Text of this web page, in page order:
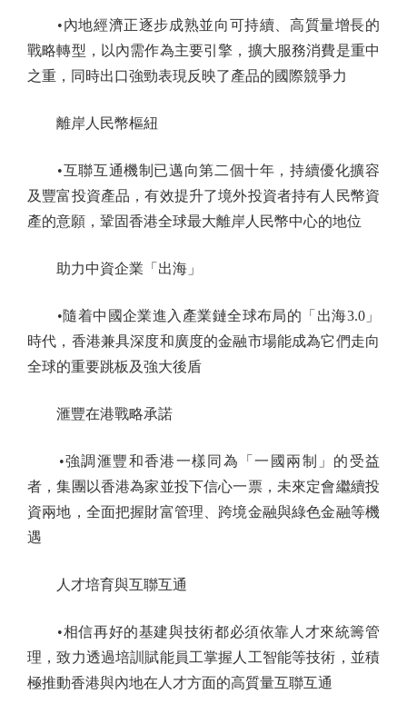
•內地經濟正逐步成熟並向可持續、高質量增長的
戰略轉型，以內需作為主要引擎，擴大服務消費是重中
之重，同時出口強勁表現反映了產品的國際競爭力
離岸人民幣樞紐
•互聯互通機制已邁向第二個十年，持續優化擴容
及豐富投資產品，有效提升了境外投資者持有人民幣資
產的意願，鞏固香港全球最大離岸人民幣中心的地位
助力中資企業「出海」
•隨着中國企業進入產業鏈全球布局的「出海3.0」
時代，香港兼具深度和廣度的金融市場能成為它們走向
全球的重要跳板及強大後盾
滙豐在港戰略承諾
•強調滙豐和香港一樣同為「一國兩制」的受益
者，集團以香港為家並投下信心一票，未來定會繼續投
資兩地，全面把握財富管理、跨境金融與綠色金融等機
遇
人才培育與互聯互通
•相信再好的基建與技術都必須依靠人才來統籌管
理，致力透過培訓賦能員工掌握人工智能等技術，並積
極推動香港與內地在人才方面的高質量互聯互通